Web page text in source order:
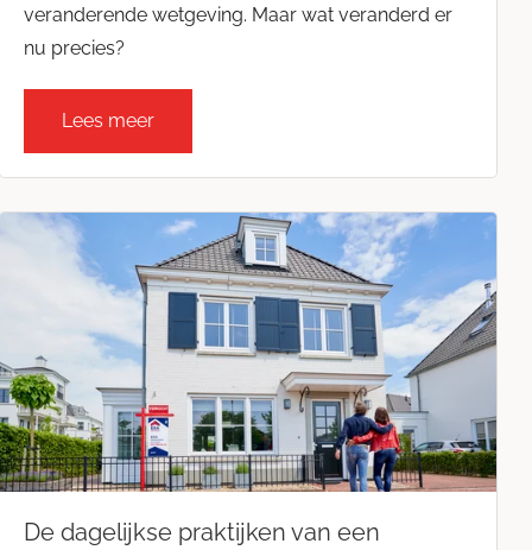
veranderende wetgeving. Maar wat veranderd er
nu precies?
Lees meer
De dagelijkse praktijken van een